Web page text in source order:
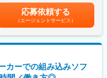
中、当社にも多くの開発依頼が
大に向けて、即戦力となるエン
積極的に募集しています。
度な技術を習得できます。
込み開発）
トウェア設計・開発
性があります。月給(月額)は固定
応募依頼する
（エージェントサービス）
カーでの組み込みソフ